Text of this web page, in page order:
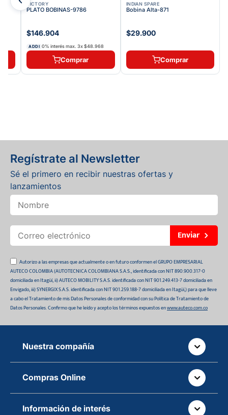
VICTORY
PLATO BOBINAS-9786
$146.904
ADDI 0% interés max.3x$48.968
Comprar
INDIAN SPARE
Bobina Alta-871
$29.900
Comprar
Regístrate al Newsletter
Sé el primero en recibir nuestras ofertas y
lanzamientos
Enviar
Autorizo a las empresas que actualmente o en futuro conformen el GRUPO EMPRESARIAL
AUTECO COLOMBIA (AUTOTECNICA COLOMBIANA S.A.S., identificada con NIT 890.900.317-0
domiciliada en Itagüí, ii) AUTECO MOBILITY S.A.S. identificada con NIT 901.249.413-7 domiciliada en
Envigado, iii) SYNERGIX S.A.S. identificada con NIT 901.259.188-7 domiciliada en Itagüí,) para que lleve
a cabo el Tratamiento de mis Datos Personales de conformidad con su Política de Tratamiento de
Datos Personales. Confirmo que he leído y acepto los términos expuestos enwww.auteco.com.co
Nuestra compañía
Quiénes somos
Auteco sostenible
Movilidad Segura
Compras Online
¿Dónde está tu pedido?
Información de interés